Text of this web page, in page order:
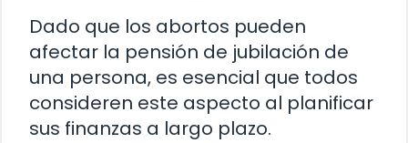
Dado que los abortos pueden
afectar la pensión de jubilación de
una persona, es esencial que todos
consideren este aspecto al planificar
sus finanzas a largo plazo.